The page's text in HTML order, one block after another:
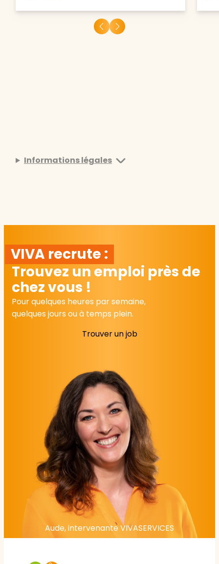
Informations légales
VIVA recrute :
Trouvez un emploi près de
chez vous !
Pour quelques heures par semaine,
quelques jours ou à temps plein.
Trouver un job
Aude, intervenante VIVASERVICES